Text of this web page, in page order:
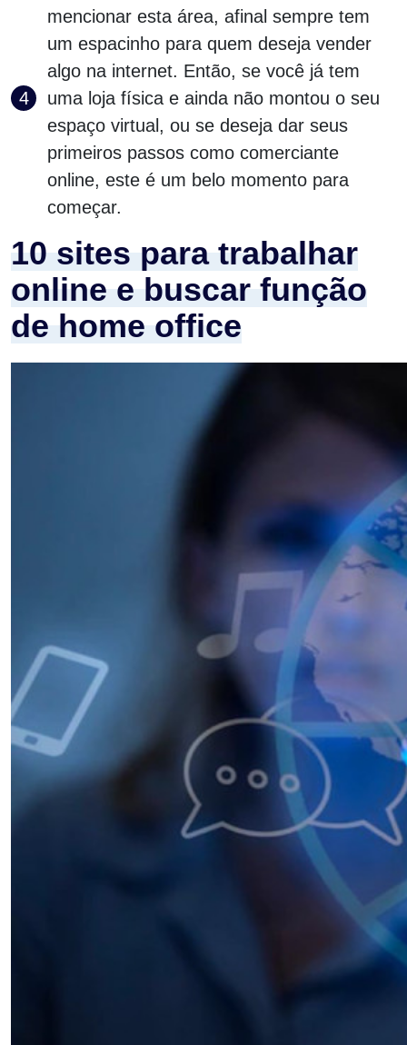
mencionar esta área, afinal sempre tem
um espacinho para quem deseja vender
algo na internet. Então, se você já tem
uma loja física e ainda não montou o seu
espaço virtual, ou se deseja dar seus
primeiros passos como comerciante
online, este é um belo momento para
começar.
10 sites para trabalhar
online e buscar função
de home office